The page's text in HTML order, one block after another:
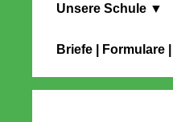
Unsere Schule ▼
Briefe | Formulare